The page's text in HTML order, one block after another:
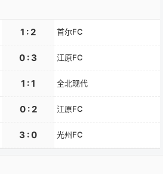
1 : 2 首尔FC
0 : 3 江原FC
1 : 1 全北现代
0 : 2 江原FC
3 : 0 光州FC